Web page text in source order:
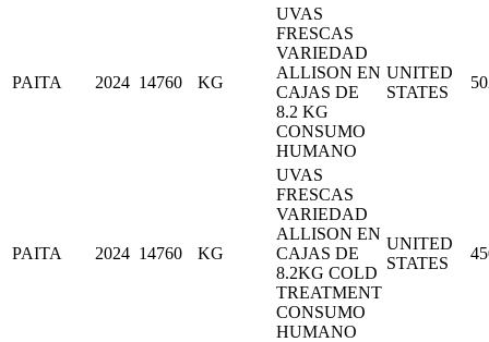
PAITA 2024 14760 KG
UVAS
FRESCAS
VARIEDAD
ALLISON EN
CAJAS DE
8.2 KG
CONSUMO
HUMANO
UNITED
STATES
PAITA 2024 14760 KG
UVAS
FRESCAS
VARIEDAD
ALLISON EN
CAJAS DE
8.2KG COLD
TREATMENT
CONSUMO
HUMANO
UNITED
STATES